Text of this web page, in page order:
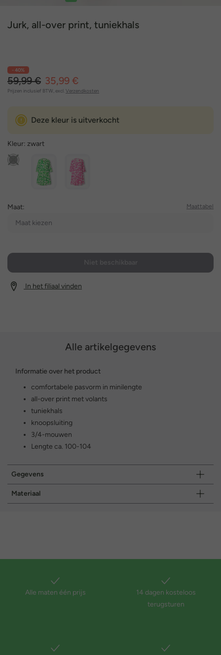
Jurk, all-over print, tuniekhals
- 40%
59,99 € 35,99 €
Prijzen inclusief BTW, excl. Verzendkosten
Deze kleur is uitverkocht
Kleur: zwart
Maat: Maattabel
Maat kiezen
In het filiaal vinden
Alle artikelgegevens
Informatie over het product
comfortabele pasvorm in minilengte
all-over print met volants
tuniekhals
knoopsluiting
3/4-mouwen
Lengte ca. 100-104
Gegevens
Materiaal
Alle maten één prijs
14 dagen kosteloos
terugsturen